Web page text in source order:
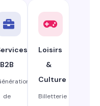
B2B
de
Loisirs
&
Culture
Billetterie